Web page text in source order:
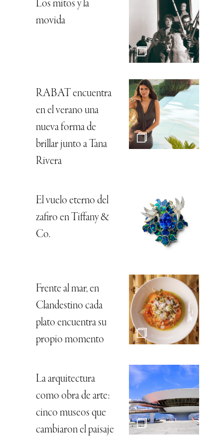
Los mitos y la
movida
RABAT encuentra
en el verano una
nueva forma de
brillar junto a Tana
Rivera
El vuelo eterno del
zafiro en Tiffany &
Co.
Frente al mar, en
Clandestino cada
plato encuentra su
propio momento
La arquitectura
como obra de arte:
cinco museos que
cambiaron el paisaje